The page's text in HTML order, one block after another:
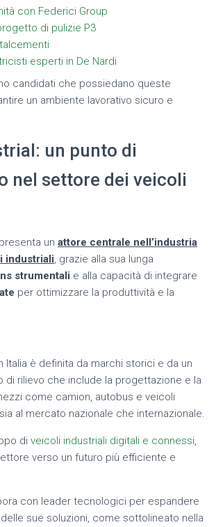
con Federici Group
di pulizie P3
esperti in De Nardi
candidati che possiedano queste
un ambiente lavorativo sicuro e
un punto di
nel settore dei veicoli
un attore centrale nell’industria
industriali, grazie alla sua lunga
strumentali e alla capacità di integrare
per ottimizzare la produttività e la
Italia è definita da marchi storici e da un
di rilievo che include la progettazione e la
come camion, autobus e veicoli
al mercato nazionale che internazionale.
di veicoli industriali digitali e connessi,
verso un futuro più efficiente e
con leader tecnologici per espandere
sue soluzioni, come sottolineato nella